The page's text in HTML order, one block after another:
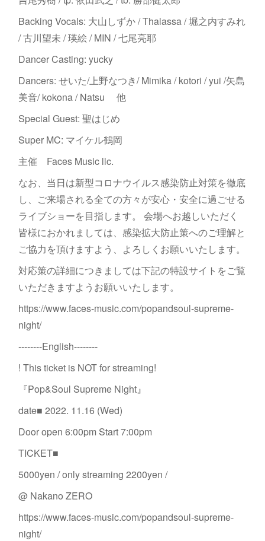
Backing Vocals: 大山しずか / Thalassa / 堀之内すみれ
/ 古川望未 / 瑛絵 / MIN / 七尾亮耶
Dancer Casting: yucky
Dancers: せいた/上野なつき/ Mimika / kotori / yui /矢島
美音/ kokona / Natsu 他
Special Guest: 聖はじめ
Super MC: マイケル鶴岡
主催 Faces Music llc.
なお、当日は新型コロナウイルス感染防止対策を徹底
し、ご来場される全ての方々が安心・安全に過ごせる
ライブショーを目指します。 会場へお越しいただく
皆様におかれましては、感染拡大防止策へのご理解と
ご協力を頂けますよう、よろしくお願いいたします。
対応策の詳細につきましては下記の特設サイトをご覧
いただきますようお願いいたします。
https://www.faces-music.com/popandsoul-supreme-
night/
--------English--------
! This ticket is NOT for streaming!
『Pop&Soul Supreme Night』
date■ 2022. 11.16 (Wed)
Door open 6:00pm Start 7:00pm
TICKET■
5000yen / only streaming 2200yen /
@ Nakano ZERO
https://www.faces-music.com/popandsoul-supreme-
night/